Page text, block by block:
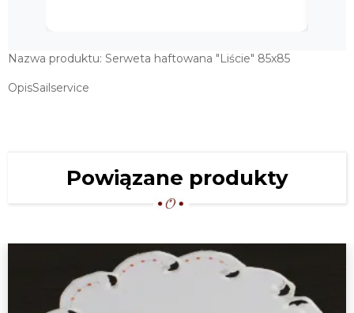
Nazwa produktu: Serweta haftowana "Liście" 85x85
OpisSailservice
Powiązane produkty